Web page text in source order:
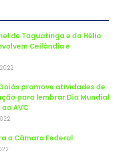
de Taguatinga e da Hélio
Ceilândia e
promove atividades de
para lembrar Dia Mundial
AVC
a Câmara Federal